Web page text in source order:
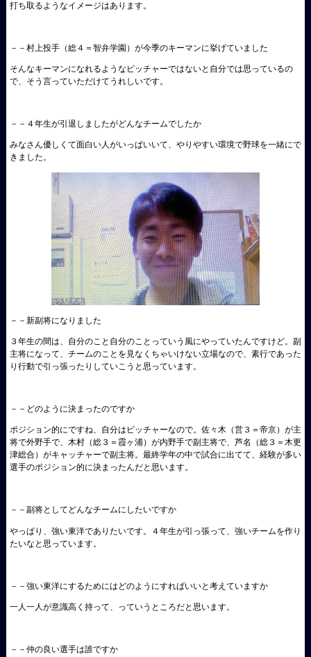
打ち取るようなイメージはあります。
－－村上投手（総４＝智弁学園）が今季のキーマンに挙げていました
そんなキーマンになれるようなピッチャーではないと自分では思っているの
で、そう言っていただけてうれしいです。
－－４年生が引退しましたがどんなチームでしたか
みなさん優しくて面白い人がいっぱいいて、やりやすい環境で野球を一緒にで
きました。
－－新副将になりました
３年生の間は、自分のこと自分のことっていう風にやっていたんですけど。副
主将になって、チームのことを見なくちゃいけない立場なので、素行であった
り行動で引っ張ったりしていこうと思っています。
－－どのように決まったのですか
ポジション的にですね、自分はピッチャーなので。佐々木（営３＝帝京）が主
将で外野手で、木村（総３＝霞ヶ浦）が内野手で副主将で、芦名（総３＝木更
津総合）がキャッチャーで副主将。最終学年の中で試合に出てて、経験が多い
選手のポジション的に決まったんだと思います。
－－副将としてどんなチームにしたいですか
やっぱり、強い東洋でありたいです。４年生が引っ張って、強いチームを作り
たいなと思っています。
－－強い東洋にするためにはどのようにすればいいと考えていますか
一人一人が意識高く持って、っていうところだと思います。
－－仲の良い選手は誰ですか